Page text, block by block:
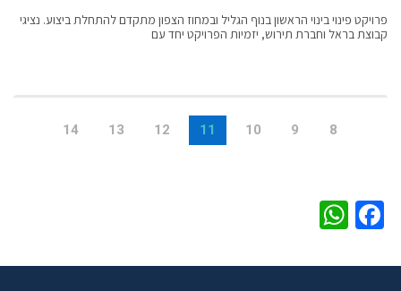
פרויקט פינוי בינוי הראשון בנוף הגליל ובמחוז הצפון מתקדם להתחלת ביצוע. נציגי
קבוצת בראל וחברת תירוש, יזמיות הפרויקט יחד עם
8
9
10
11
12
13
14
Facebook